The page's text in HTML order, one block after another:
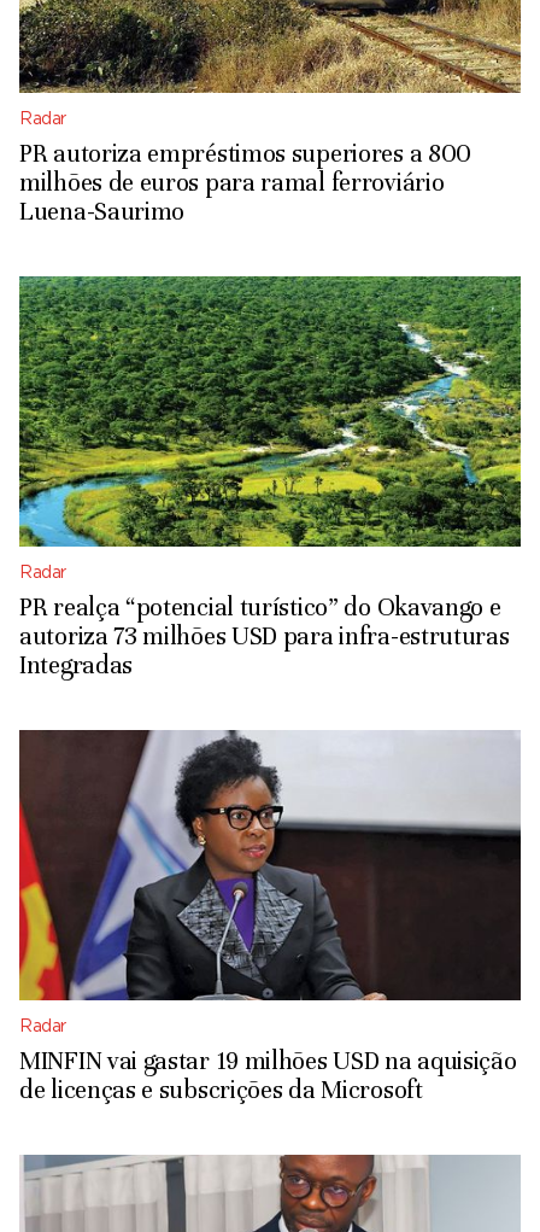
Radar
PR autoriza empréstimos superiores a 800
milhões de euros para ramal ferroviário
Luena-Saurimo
Radar
PR realça “potencial turístico” do Okavango e
autoriza 73 milhões USD para infra-estruturas
Integradas
Radar
MINFIN vai gastar 19 milhões USD na aquisição
de licenças e subscrições da Microsoft